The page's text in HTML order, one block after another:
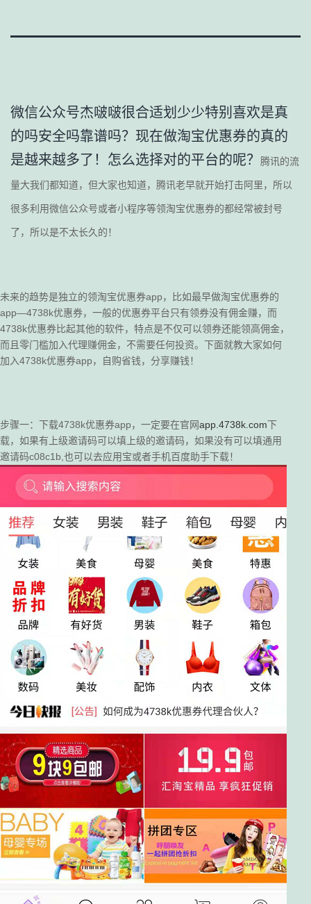
微信公众号杰啵啵很合适划少少特别喜欢是真
的吗安全吗靠谱吗？现在做淘宝优惠券的真的
是越来越多了！怎么选择对的平台的呢？
腾讯的流
量大我们都知道，但大家也知道，腾讯老早就开始打击阿里，所以
很多利用微信公众号或者小程序等领淘宝优惠券的都经常被封号
了，所以是不太长久的！
未来的趋势是独立的领淘宝优惠券app，比如最早做淘宝优惠券的
app—4738k优惠券，一般的优惠券平台只有领券没有佣金赚，而
4738k优惠券比起其他的软件，特点是不仅可以领券还能领高佣金，
而且零门槛加入代理赚佣金，不需要任何投资。下面就教大家如何
加入4738k优惠券app，自购省钱，分享赚钱！
步骤一：下载4738k优惠券app，一定要在官网app.4738k.com下
载，如果有上级邀请码可以填上级的邀请码，如果没有可以填通用
邀请码c08c1b,也可以去应用宝或者手机百度助手下载！